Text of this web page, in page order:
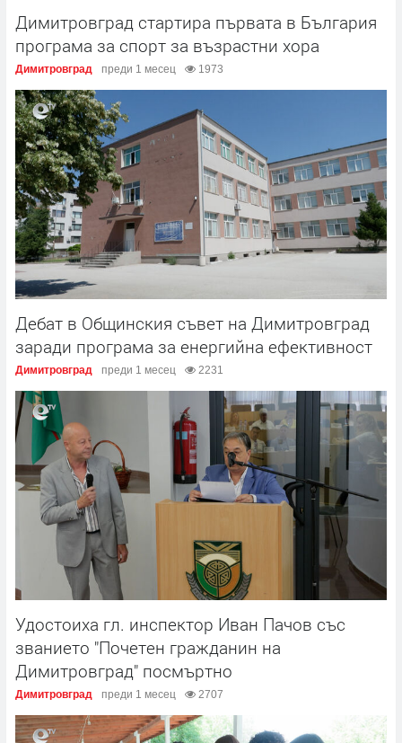
Димитровград стартира първата в България
програма за спорт за възрастни хора
Димитровград преди 1 месец 1973
Дебат в Общинския съвет на Димитровград
заради програма за енергийна ефективност
Димитровград преди 1 месец 2231
Удостоиха гл. инспектор Иван Пачов със
званието "Почетен гражданин на
Димитровград" посмъртно
Димитровград преди 1 месец 2707